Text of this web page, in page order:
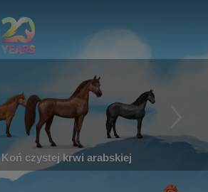
Koń czystej krwi arabskiej